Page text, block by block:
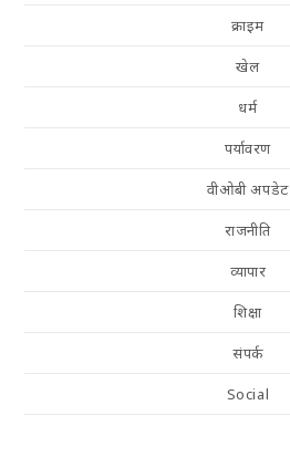
क्राइम
खेल
धर्म
पर्यावरण
वीओबी अपडेट
राजनीति
व्यापार
शिक्षा
संपर्क
Social